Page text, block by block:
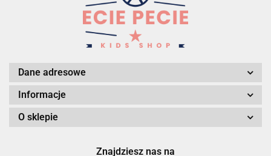
Dane adresowe
Informacje
O sklepie
Znajdziesz nas na